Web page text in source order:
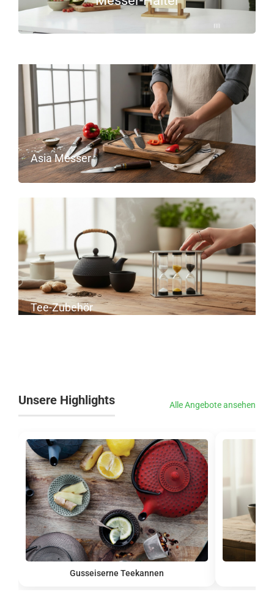
Asia Messer
Tee-Zubehör
Unsere Highlights Alle Angebote ansehen
Gusseiserne Teekannen